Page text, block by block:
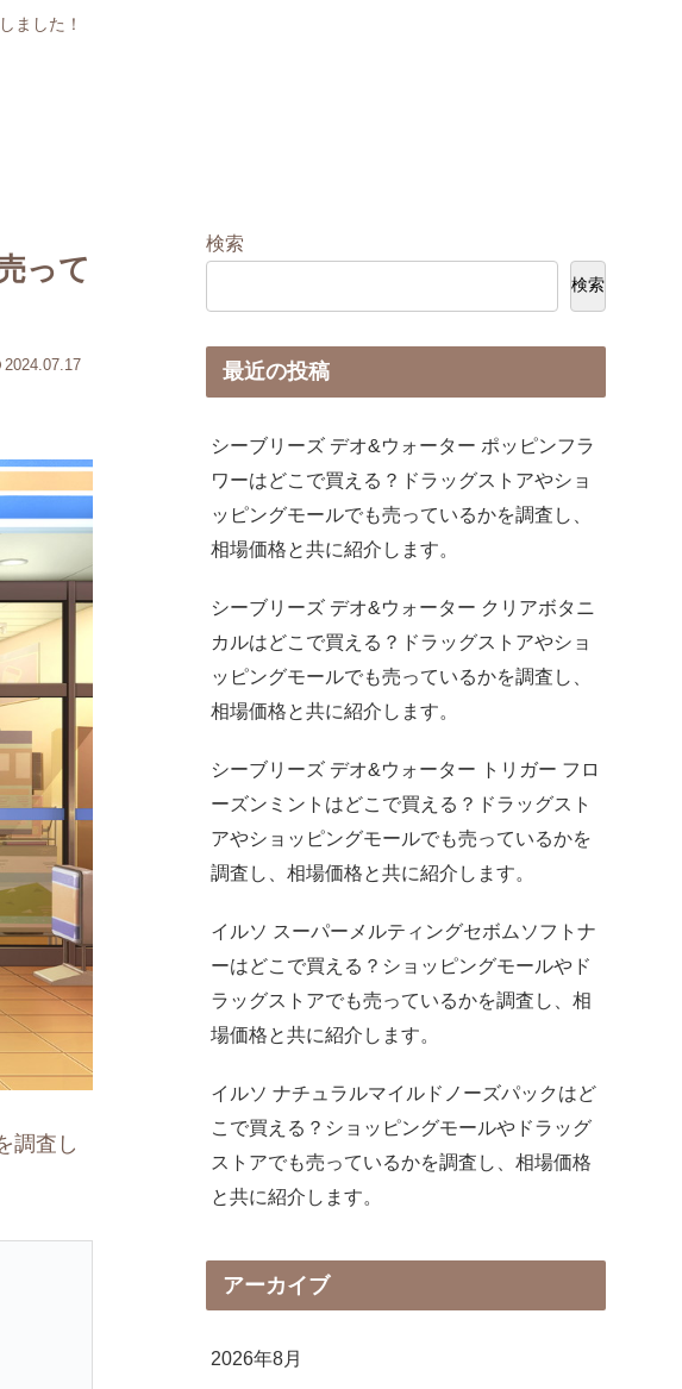
ました！
って
2024.07.17
調査し
検索
検索
最近の投稿
シーブリーズ デオ&ウォーター ポッピンフラ
ワーはどこで買える？ドラッグストアやショ
ッピングモールでも売っているかを調査し、
相場価格と共に紹介します。
シーブリーズ デオ&ウォーター クリアボタニ
カルはどこで買える？ドラッグストアやショ
ッピングモールでも売っているかを調査し、
相場価格と共に紹介します。
シーブリーズ デオ&ウォーター トリガー フロ
ーズンミントはどこで買える？ドラッグスト
アやショッピングモールでも売っているかを
調査し、相場価格と共に紹介します。
イルソ スーパーメルティングセボムソフトナ
ーはどこで買える？ショッピングモールやド
ラッグストアでも売っているかを調査し、相
場価格と共に紹介します。
イルソ ナチュラルマイルドノーズパックはど
こで買える？ショッピングモールやドラッグ
ストアでも売っているかを調査し、相場価格
と共に紹介します。
アーカイブ
2026年8月